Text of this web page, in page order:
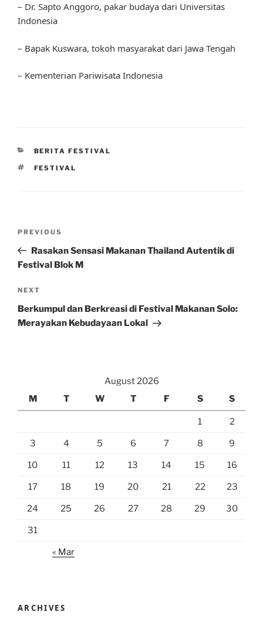
– Dr. Sapto Anggoro, pakar budaya dari Universitas
Indonesia
– Bapak Kuswara, tokoh masyarakat dari Jawa Tengah
– Kementerian Pariwisata Indonesia
CATEGORIES
BERITA FESTIVAL
TAGS
FESTIVAL
Previous
Post
PREVIOUS
Rasakan Sensasi Makanan Thailand Autentik di
Festival Blok M
Next
Post
NEXT
Berkumpul dan Berkreasi di Festival Makanan Solo:
Merayakan Kebudayaan Lokal
August 2026
M
T W T F S S
1 2
3 4 5 6 7 8 9
10 11 12 13 14 15 16
17 18 19 20 21 22 23
24 25 26 27 28 29 30
31
« Mar
ARCHIVES